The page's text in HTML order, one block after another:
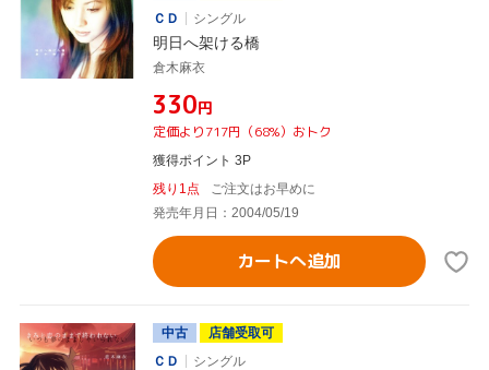
ＣＤ
シングル
明日へ架ける橋
倉木麻衣
¥330円
定価より717円（68%）おトク
獲得ポイント 3P
残り1点
ご注文はお早めに
発売年月日：2004/05/19
カートへ追加
中古
店舗受取可
ＣＤ
シングル